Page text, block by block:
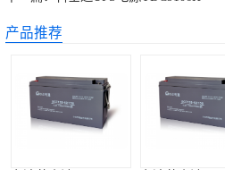
产品推荐